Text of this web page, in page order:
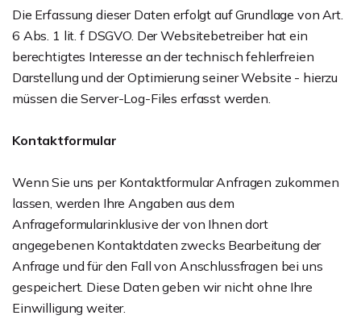
Die Erfassung dieser Daten erfolgt auf Grundlage von Art.
6 Abs. 1 lit. f DSGVO. Der Websitebetreiber hat ein
berechtigtes Interesse an der technisch fehlerfreien
Darstellung und der Optimierung seiner Website - hierzu
müssen die Server-Log-Files erfasst werden.
Kontaktformular
Wenn Sie uns per Kontaktformular Anfragen zukommen
lassen, werden Ihre Angaben aus dem
Anfrageformularinklusive der von Ihnen dort
angegebenen Kontaktdaten zwecks Bearbeitung der
Anfrage und für den Fall von Anschlussfragen bei uns
gespeichert. Diese Daten geben wir nicht ohne Ihre
Einwilligung weiter.